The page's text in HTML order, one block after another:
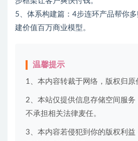
5、体系构建篇：4步连环产品帮你
建价值百万商业模型。
温馨提示
1、本内容转裁于网络，版权归原
2、本站仅提供信息存储空间服务
不承担相关法律麦任。
3、本内容若侵犯到你的版权利益